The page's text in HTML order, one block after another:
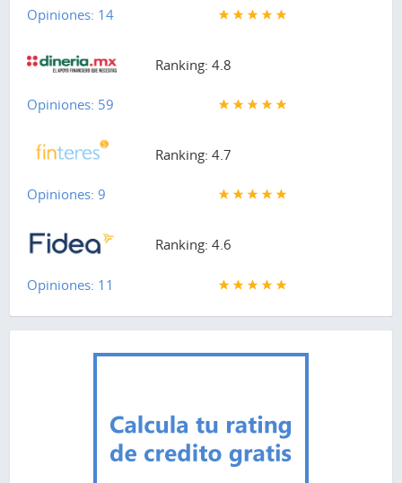
Opiniones: 14
Ranking: 4.8
Opiniones: 59
Ranking: 4.7
Opiniones: 9
Ranking: 4.6
Opiniones: 11